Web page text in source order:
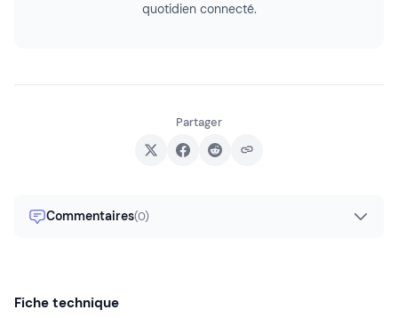
quotidien connecté.
Partager
Commentaires(0)
Fiche technique